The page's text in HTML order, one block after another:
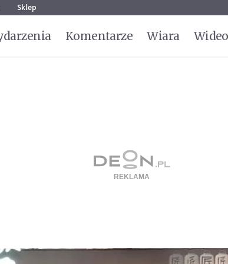
Sklep
Komentarze Wiara Wideo